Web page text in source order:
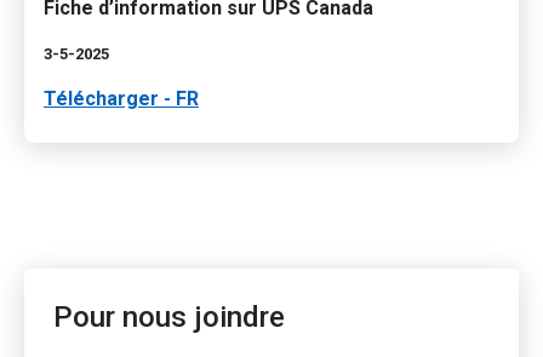
Fiche d’information sur UPS Canada
3-5-2025
Télécharger - FR
Pour nous joindre